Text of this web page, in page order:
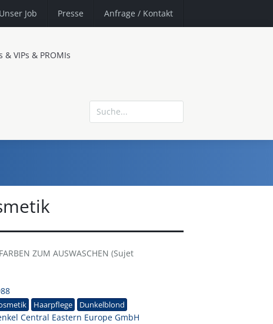
Unser Job Presse Anfrage / Kontakt
& VIPs & PROMIs
ZUM AUSWASCHEN (Sujet
Haarpflege Dunkelblond
Central Eastern Europe GmbH